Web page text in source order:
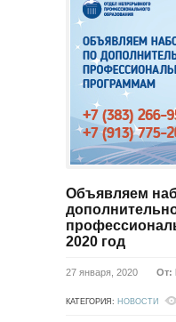
Объявляем
2020 год
27 января, 2020 От:
КАТЕГОРИЯ: НОВОСТИ